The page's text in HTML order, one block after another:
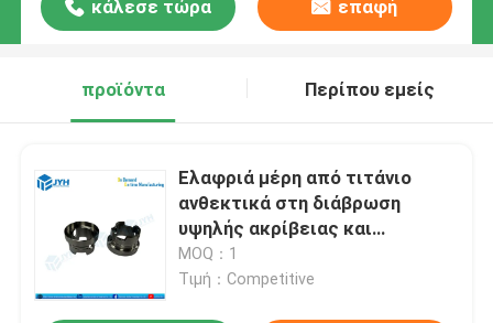
κάλεσε τώρα επαφή
προϊόντα Περίπου εμείς
Ελαφριά μέρη από τιτάνιο
ανθεκτικά στη διάβρωση
υψηλής ακρίβειας και
κατασκευασμένα με μηχανή
CNC από τιτάνιο
MOQ：1
Τιμή：Competitive